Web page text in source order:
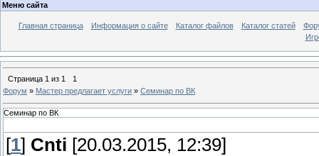
Меню сайта
Главная страница Информация о сайте Каталог файлов Каталог статей
Страница 1 из 1
1
Форум » Мастер предлагает услуги » Семинар по ВК
Семинар по ВК
[1] Cnti [20.03.2015, 12:39]